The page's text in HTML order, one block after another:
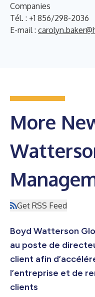
Companies
Tél. : +1 856/298-2036
E-mail :
More
Get RSS Feed
Boyd Watterson
au poste de
client afin
l’entreprise et de
clients